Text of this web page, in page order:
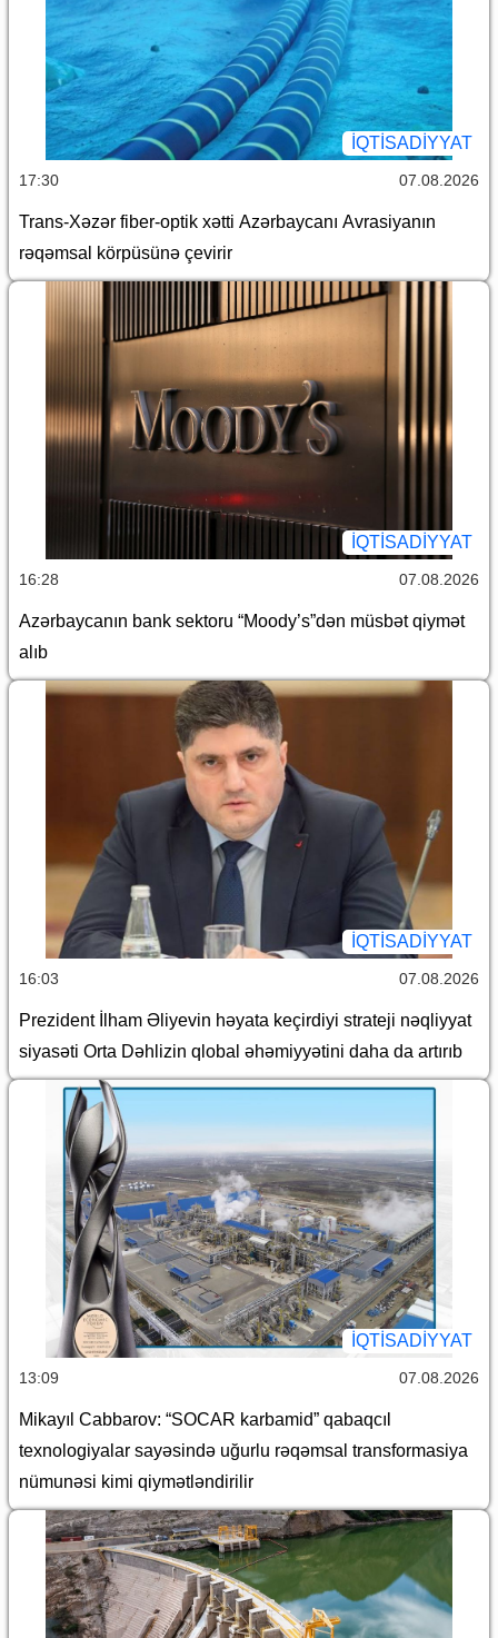
İQTİSADİYYAT
17:30 07.08.2026
Trans-Xəzər fiber-optik xətti Azərbaycanı Avrasiyanın
rəqəmsal körpüsünə çevirir
İQTİSADİYYAT
16:28 07.08.2026
Azərbaycanın bank sektoru “Moody’s”dən müsbət qiymət
alıb
İQTİSADİYYAT
16:03 07.08.2026
Prezident İlham Əliyevin həyata keçirdiyi strateji nəqliyyat
siyasəti Orta Dəhlizin qlobal əhəmiyyətini daha da artırıb
İQTİSADİYYAT
13:09 07.08.2026
Mikayıl Cabbarov: “SOCAR karbamid” qabaqcıl
texnologiyalar sayəsində uğurlu rəqəmsal transformasiya
nümunəsi kimi qiymətləndirilir